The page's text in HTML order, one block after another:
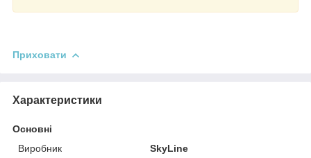
Приховати
Характеристики
Основні
Виробник
SkyLine